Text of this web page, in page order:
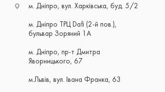
м. Дніпро, вул. Харківська, буд. 5/2
м. Дніпро ТРЦ Dafi (2-й пов.),
бульвар Зоряний 1А
м. Дніпро, пр-т Дмитра
Яворницького, 67
м.Львів, вул. Івана Франка, 63